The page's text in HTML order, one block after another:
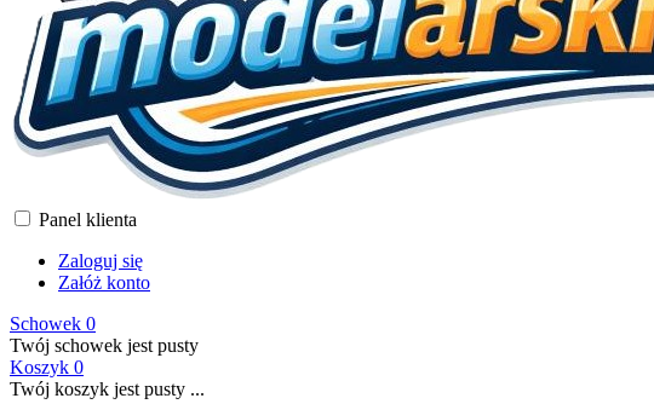
Panel klienta
Zaloguj się
Załóż konto
Schowek 0
Twój schowek jest pusty
Koszyk 0
Twój koszyk jest pusty ...